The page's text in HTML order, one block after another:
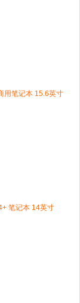
用笔记本 15.6英寸
笔记本 14英寸